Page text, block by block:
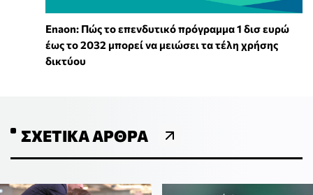
Enaon: Πώς το επενδυτικό πρόγραμμα 1 δισ ευρώ
έως το 2032 μπορεί να μειώσει τα τέλη χρήσης
δικτύου
ΣΧΕΤΙΚΆ ΆΡΘΡΑ